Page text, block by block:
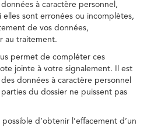
à caractère personnel,
elles sont erronées ou incomplètes,
de vos données,
au traitement.
permet de compléter ces
jointe à votre signalement. Il est
données à caractère personnel
du dossier ne puissent pas
possible d’obtenir l’effacement d’un